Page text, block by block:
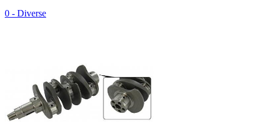
0 - Diverse